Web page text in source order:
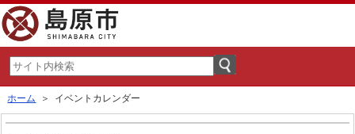
ホーム ＞ イベントカレンダー